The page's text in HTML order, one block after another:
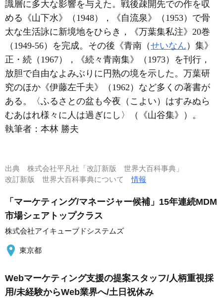
識層に多大な影響を与えた。戦後疎開先での作を収
める《山下水》（1948），《自流泉》（1953）で骨
太な生活詠に新境地をひらき，《万葉集私注》20巻
（1949-56）を完成。その後《青南（せいなん ）集》
正・続（1967），《続々青南集》（1973）を刊行，
放胆で自由なよみぶりに円熟の境を示した。万葉研
究のほか《伊藤左千夫》（1962）など多くの著書が
ある。〈ふるさとの盆も今夜（こよい）はすみぬら
むあはれ様々に人は過ぎにし〉（《山谷集》）。
執筆者： 本林 勝夫
出典 株式会社平凡社「改訂新版 世界大百科事典」
改訂新版 世界大百科事典について情報
「マーケティング/マネージャー候補」15年連続MDM
市場シェアトップクラス
株式会社アイキューブドシステムズ
東京都
Webマーケティング支援の提案スタッフ/人柄重視採
用/未経験からWeb業界へ/土日祝休み